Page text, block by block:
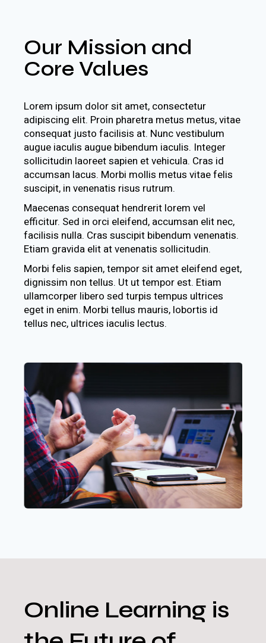
Our Mission and
Core Values
Lorem ipsum dolor sit amet, consectetur
adipiscing elit. Proin pharetra metus metus, vitae
consequat justo facilisis at. Nunc vestibulum
augue iaculis augue bibendum iaculis. Integer
sollicitudin laoreet sapien et vehicula. Cras id
accumsan lacus. Morbi mollis metus vitae felis
suscipit, in venenatis risus rutrum.
Maecenas consequat hendrerit lorem vel
efficitur. Sed in orci eleifend, accumsan elit nec,
facilisis nulla. Cras suscipit bibendum venenatis.
Etiam gravida elit at venenatis sollicitudin.
Morbi felis sapien, tempor sit amet eleifend eget,
dignissim non tellus. Ut ut tempor est. Etiam
ullamcorper libero sed turpis tempus ultrices
eget in enim. Morbi tellus mauris, lobortis id
tellus nec, ultrices iaculis lectus.
Online Learning is